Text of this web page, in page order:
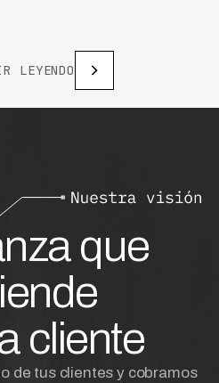
LEYENDO
que
cliente
de tus clientes y cobramos